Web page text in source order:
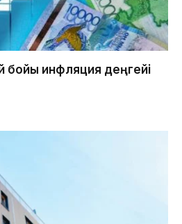
бойы инфляция деңгейі